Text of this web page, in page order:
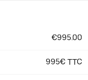
€995.00
995€ TTC